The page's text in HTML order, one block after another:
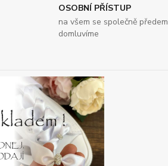
OSOBNÍ PŘÍSTUP
na všem se společně předem
domluvíme